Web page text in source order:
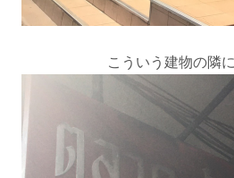
こういう建物の隣